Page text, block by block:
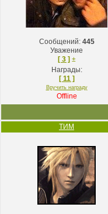
Сообщений: 445
Уважение
[ 3 ] ±
Награды:
[ 11 ]
Вручить награду
Offline
ТИМ